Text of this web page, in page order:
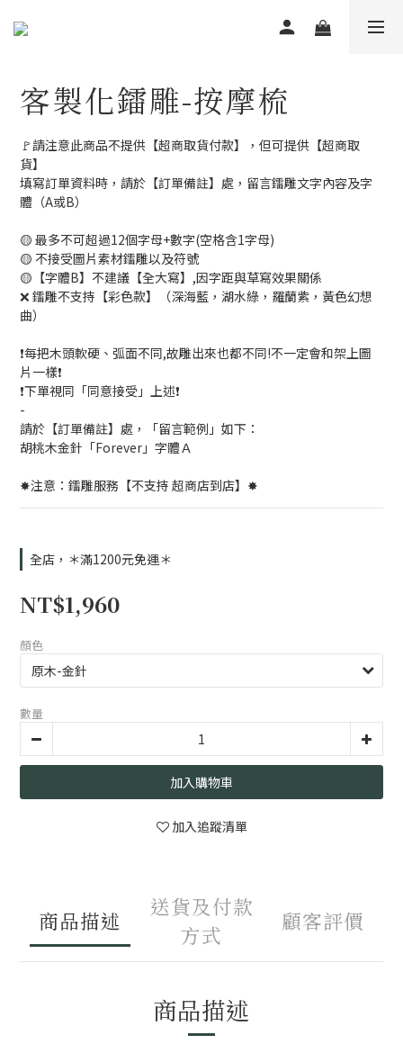
客製化鐳雕-按摩梳
🚩請注意此商品不提供【超商取貨付款】，但可提供【超商取
貨】
填寫訂單資料時，請於【訂單備註】處，留言鐳雕文字內容及字
體（A或B）
🟡 最多不可超過12個字母+數字(空格含1字母)
🟡 不接受圖片素材鐳雕以及符號
🟡【字體B】不建議【全大寫】,因字距與草寫效果關係
❌ 鐳雕不支持【彩色款】（深海藍，湖水綠，羅蘭紫，黃色幻想
曲）
❗️每把木頭軟硬、弧面不同,故雕出來也都不同!不一定會和架上圖
片一樣❗️
❗️下單視同「同意接受」上述❗️
-
請於【訂單備註】處，「留言範例」如下：
胡桃木金針「Forever」字體Ａ
✸注意：鐳雕服務【不支持 超商店到店】✸
全店，＊滿1200元免運＊
NT$1,960
顏色
數量
加入購物車
加入追蹤清單
商品描述
送貨及付款
方式
顧客評價
商品描述